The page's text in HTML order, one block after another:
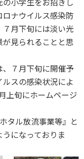
小学生をお招きし
ナウイルス感染防
月下旬には淡い光
見られることと思
７月下旬に開催予
スの感染状況によ
上旬にホームページ
タル放流事業等』と
になっておりま